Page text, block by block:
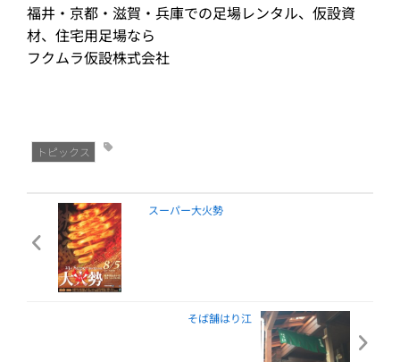
福井・京都・滋賀・兵庫での足場レンタル、仮設資
材、住宅用足場なら
フクムラ仮設株式会社
トピックス
スーパー大火勢
そば舗はり江